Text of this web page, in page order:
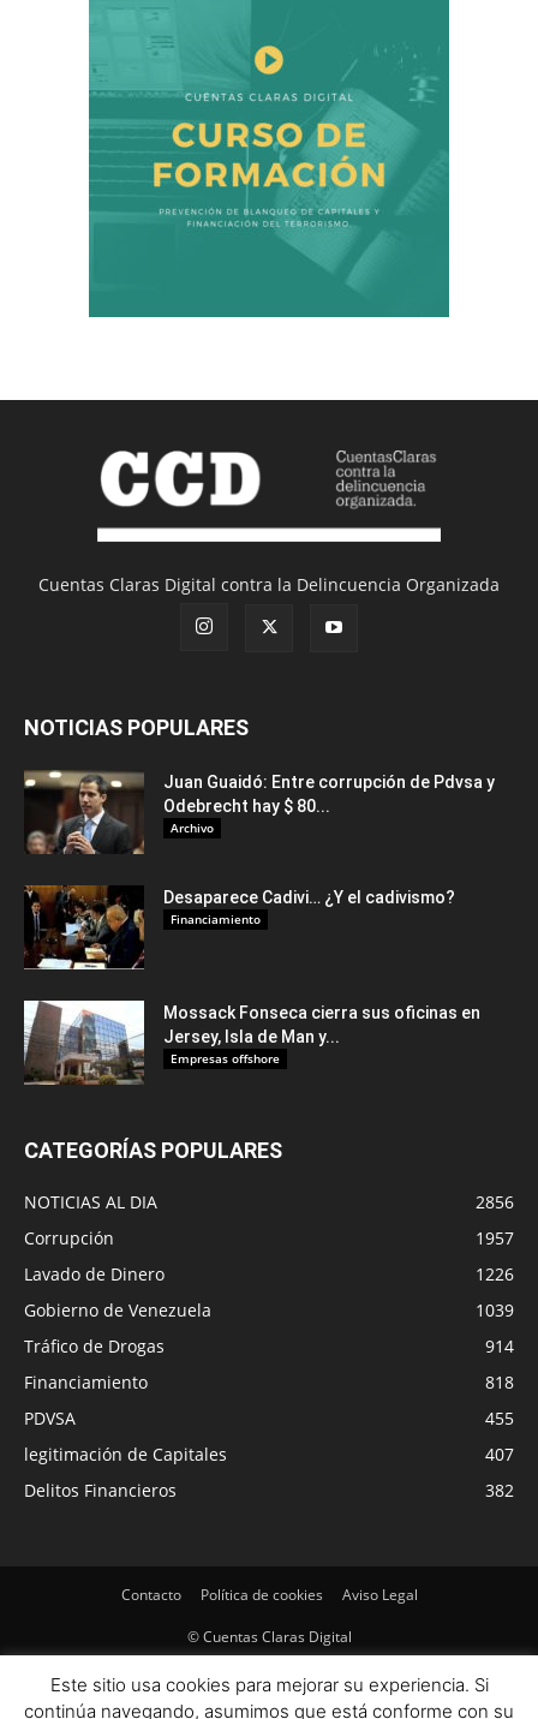
Cuentas Claras Digital contra la Delincuencia Organizada
NOTICIAS POPULARES
Juan Guaidó: Entre corrupción de Pdvsa y
Odebrecht hay $ 80...
Archivo
Desaparece Cadivi… ¿Y el cadivismo?
Financiamiento
Mossack Fonseca cierra sus oficinas en
Jersey, Isla de Man y...
Empresas offshore
CATEGORÍAS POPULARES
NOTICIAS AL DIA
2856
Corrupción
1957
Lavado de Dinero
1226
Gobierno de Venezuela
1039
Tráfico de Drogas
914
Financiamiento
818
PDVSA
455
legitimación de Capitales
407
Delitos Financieros
382
Contacto Política de cookies Aviso Legal
© Cuentas Claras Digital
Este sitio usa cookies para mejorar su experiencia. Si
continúa navegando, asumimos que está conforme con su